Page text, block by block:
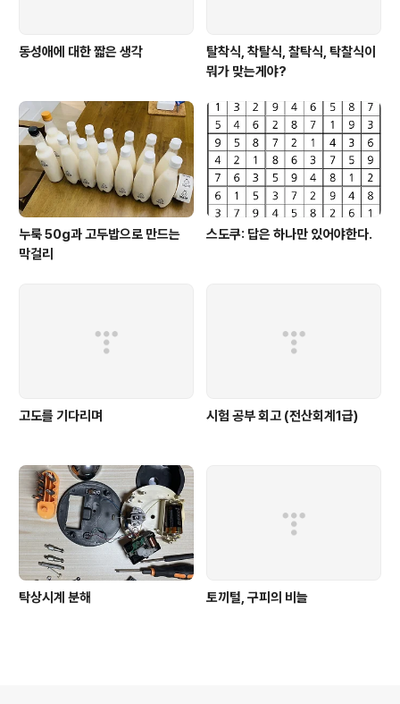
동성애에 대한 짧은 생각
탈착식, 착탈식, 찰탁식, 탁찰식이
뭐가 맞는게야?
누룩 50g과 고두밥으로 만드는
막걸리
스도쿠: 답은 하나만 있어야한다.
고도를 기다리며 시험 공부 회고 (전산회계1급)
탁상시계 분해 토끼털, 구피의 비늘